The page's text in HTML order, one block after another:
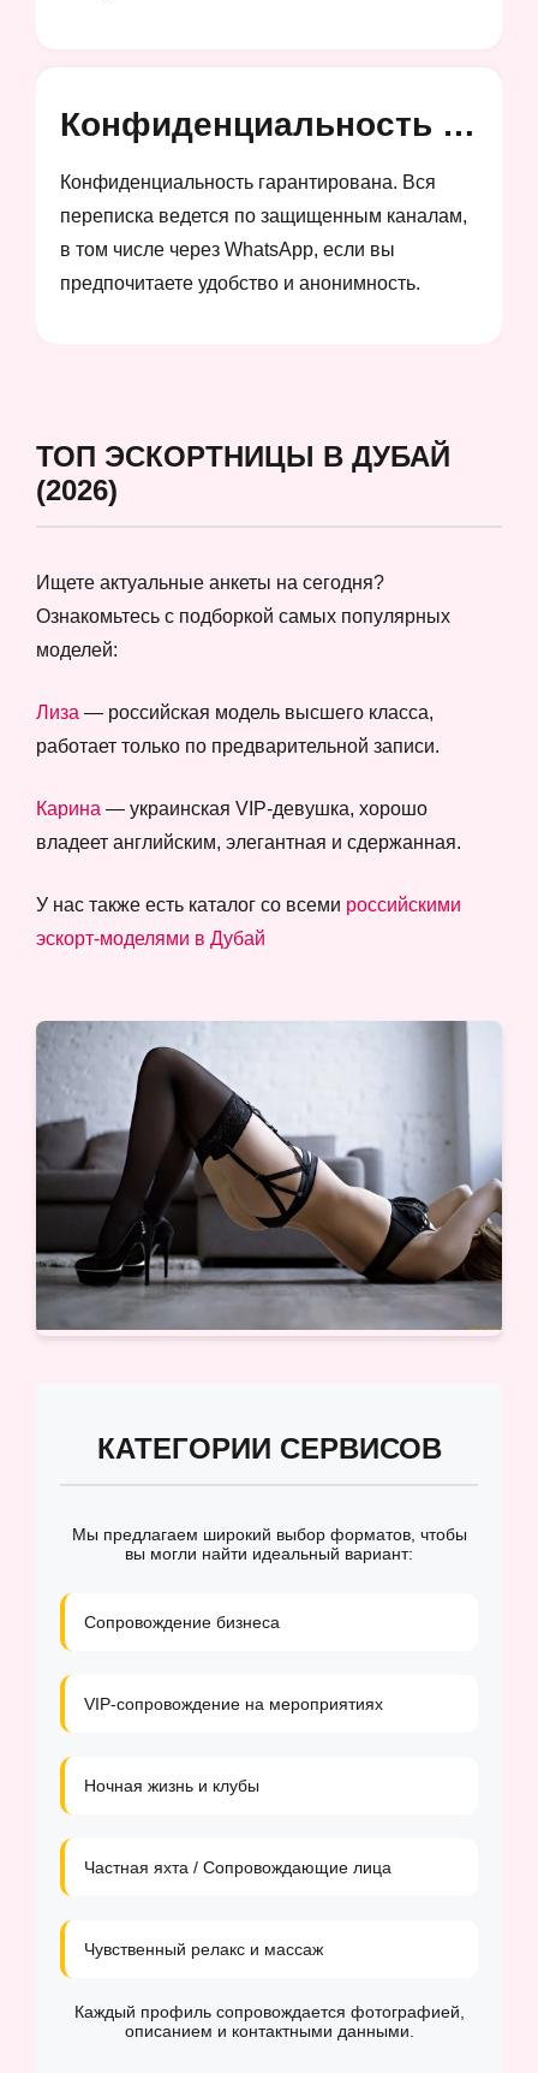
Конфиденциальность и анонимность
Конфиденциальность гарантирована. Вся
переписка ведется по защищенным каналам,
в том числе через WhatsApp, если вы
предпочитаете удобство и анонимность.
ТОП ЭСКОРТНИЦЫ В ДУБАЙ
(2026)
Ищете актуальные анкеты на сегодня?
Ознакомьтесь с подборкой самых популярных
моделей:
Лиза — российская модель высшего класса,
работает только по предварительной записи.
Карина — украинская VIP-девушка, хорошо
владеет английским, элегантная и сдержанная.
У нас также есть каталог со всеми российскими
эскорт-моделями в Дубай
КАТЕГОРИИ СЕРВИСОВ
Мы предлагаем широкий выбор форматов, чтобы
вы могли найти идеальный вариант:
Сопровождение бизнеса
VIP-сопровождение на мероприятиях
Ночная жизнь и клубы
Частная яхта / Сопровождающие лица
Чувственный релакс и массаж
Каждый профиль сопровождается фотографией,
описанием и контактными данными.